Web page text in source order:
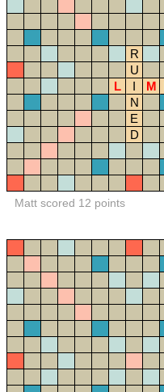
R
U
L
I M
N
E
D
Matt scored 12 points